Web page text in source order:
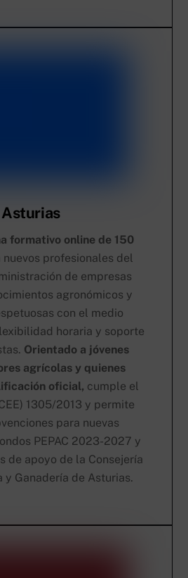
Asturias
formativo online de 150
nuevos profesionales del
de empresas
agronómicos y
con el medio
horaria y soporte
Orientado a jóvenes
agrícolas y quienes
oficial, cumple el
1305/2013 y permite
para nuevas
PEPAC 2023-2027 y
de apoyo de la Consejería
y Ganadería de Asturias.